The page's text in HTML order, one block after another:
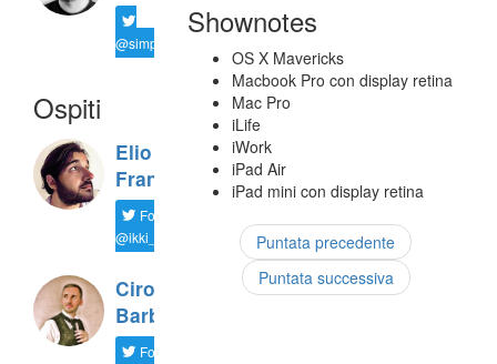
@simplemal
Ospiti
Elio
Franco
Follow
@ikki_83
Ciro 'Kiro'
Barbato
Follow
Shownotes
OS X Mavericks
Macbook Pro con display retina
Mac Pro
iLife
iWork
iPad Air
iPad mini con display retina
Puntata precedente
Puntata successiva